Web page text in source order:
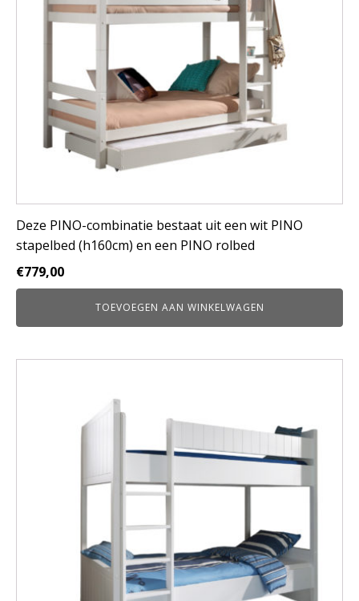
Deze PINO-combinatie bestaat uit een wit PINO
stapelbed (h160cm) en een PINO rolbed
€779,00
TOEVOEGEN AAN WINKELWAGEN